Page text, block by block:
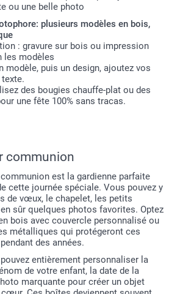
ou une belle photo
plusieurs modèles en bois,
: gravure sur bois ou impression
les modèles
modèle, puis un design, ajoutez vos
des bougies chauffe-plat ou des
une fête 100% sans tracas.
communion
est la gardienne parfaite
cette journée spéciale. Vous pouvez y
de vœux, le chapelet, les petits
sûr quelques photos favorites. Optez
bois avec couvercle personnalisé ou
métalliques qui protégeront ces
des années.
entièrement personnaliser la
de votre enfant, la date de la
marquante pour créer un objet